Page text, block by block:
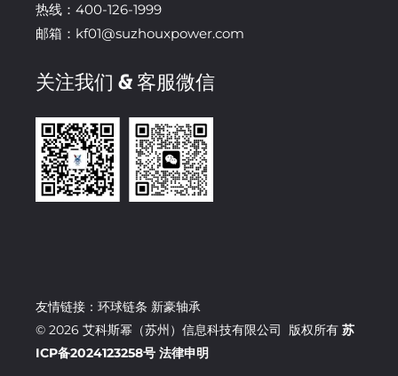
热线：400-126-1999
邮箱：kf01@suzhouxpower.com
关注我们 & 客服微信
友情链接： 环球链条 新豪轴承
© 2026 艾科斯幂（苏州）信息科技有限公司 版权所有 苏
ICP备2024123258号 法律申明